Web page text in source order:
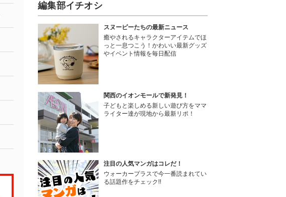
編集部イチオシ
スヌーピーたちの最新ニュース
癒やされるキャラクターアイテムでほ
っと一息つこう！かわいい最新グッズ
やイベント情報を毎日配信
関西のイオンモールで新発見！
子どもと楽しめる新しい遊び方をママ
ライター達が現地から最新リポ！
注目の人気マンガはコレだ！
ウォーカープラスで今一番読まれてい
る話題作をチェック!!